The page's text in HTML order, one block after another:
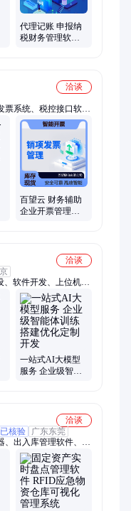
代理记账 申报纳
税财务管理软件
洽谈
票系统、税控接口软
百望云 财务辅助
企业开票管理软
洽谈
、软件开发、上位机软
务、嵌入式开发、硬件
生、原生app开发、
片设计、测试服务、
戏美术设计
一站式AI大模型
服务 企业级智能
洽谈
核验
广东东莞
、出入库管理软件、仓